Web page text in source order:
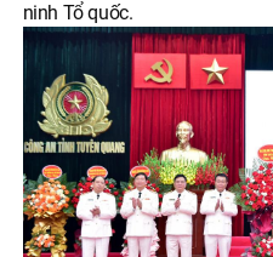
ninh Tổ quốc.